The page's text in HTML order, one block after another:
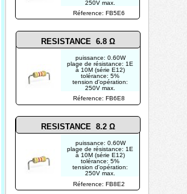
Réference: FB8E2
RESISTANCE 8.2 Ω
puissance: 0.60W
plage de résistance: 1E
à 10M (série E12)
tolérance: 5%
tension d'opération:
250V max.
Réference: FB5E6
250V max.
puissance: 0.60W
plage de résistance: 1E
à 10M (série E12)
tolérance: 5%
tension d'opération:
250V max.
RESISTANCE 6.8 Ω
Réference: FB6E8